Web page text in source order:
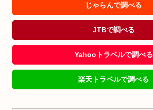
じゃらんで調べる
JTBで調べる
Yahooトラベルで調べる
楽天トラベルで調べる